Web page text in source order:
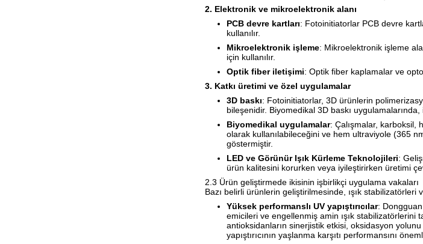
2. Elektronik ve mikroelektronik alanı
PCB devre kartları: Fotoinitiatorlar PCB devre
kullanılır.
Mikroelektronik işleme: Mikroelektronik işleme
için kullanılır.
Optik fiber iletişimi: Optik fiber kaplamalar ve
3. Katkı üretimi ve özel uygulamalar
3D baskı: Fotoinitiatorlar, 3D ürünlerin
bileşenidir. Biyomedikal 3D baskı
Biyomedikal uygulamalar: Çalışmalar, karboksil,
olarak kullanılabileceğini ve hem ultraviyole (365
göstermiştir.
LED ve Görünür Işık Kürleme Teknolojileri:
ürün kalitesini korurken veya iyileştirirken üretimi
2.3 Ürün geliştirmede ikisinin işbirlikçi uygulama vakaları
Bazı belirli ürünlerin geliştirilmesinde, ışık
Yüksek performanslı UV yapıştırıcılar: Dongguan
emicileri ve engellenmiş amin ışık stabilizatörlerini
antioksidanların sinerjistik etkisi, oksidasyon
yapıştırıcının yaşlanma karşıtı performansını